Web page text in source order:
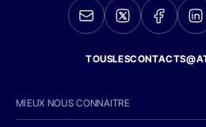
MIEUX NOUS CONNAITRE